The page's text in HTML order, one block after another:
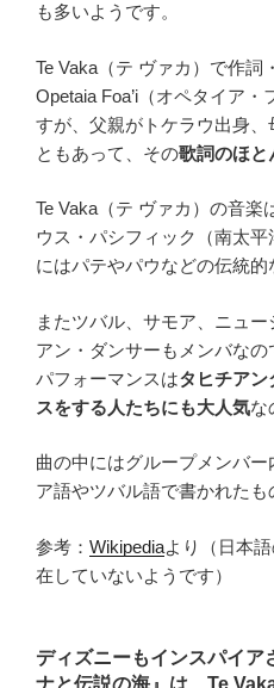
も多いようです。
Te Vaka（テ ヴァカ）で作詞
Opetaia Foa’i（オペタイア
すが、父親がトケラウ出身、
ともあって、その歌詞のほと
Te Vaka（テ ヴァカ）の音楽
ウス・パシフィック（南太
にはパテやパウなどの伝統的
またツバル、サモア、ニュ
アン・ダンサーもメンバな
パフォーマンスはタヒチアン
スをする人たちにも大人気な
曲の中にはグループメンバ
ア語やツバル語で書かれたも
参考： Wikipediaより（日本
在していないようです）
ディズニーもインスパイア